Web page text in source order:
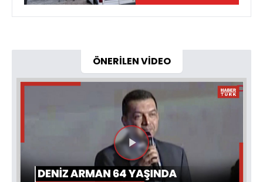
ÖNERİLEN VİDEO
Videoyu
Oynat